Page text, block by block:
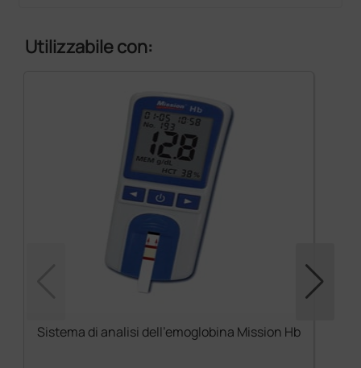
Utilizzabile con:
Sistema di analisi dell'emoglobina Mission Hb